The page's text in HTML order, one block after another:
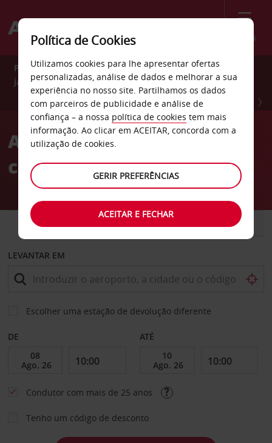
Menu
Poupe 10% durante todo o ano com Avis Preferred. Adira
já GRATUITAMENTE.
Alugue carros com toda a
confiança
LEVANTAR EM
Escolher uma estação de devolução diferente
DE ATÉ
Condutor com mais de 25 anos
Tenho um código de desconto
Política de Cookies
Utilizamos cookies para lhe apresentar ofertas
personalizadas, análise de dados e melhorar a sua
experiência no nosso site. Partilhamos os dados
com parceiros de publicidade e análise de
confiança – a nossa política de cookies tem mais
informação. Ao clicar em ACEITAR, concorda com a
utilização de cookies.
GERIR PREFERÊNCIAS
ACEITAR E FECHAR